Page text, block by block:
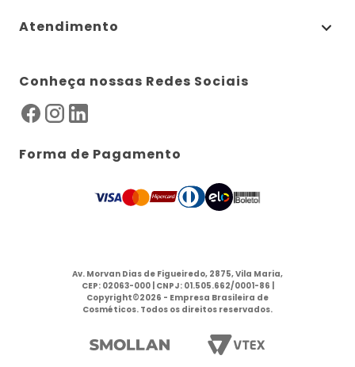
Atendimento
Conheça nossas Redes Sociais
Forma de Pagamento
Av. Morvan Dias de Figueiredo, 2875, Vila Maria,
CEP: 02063-000 | CNPJ: 01.505.662/0001-86 |
Copyright©2026 - Empresa Brasileira de
Cosméticos. Todos os direitos reservados.